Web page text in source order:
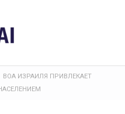
ВОА ИЗРАИЛЯ ПРИВЛЕКАЕТ